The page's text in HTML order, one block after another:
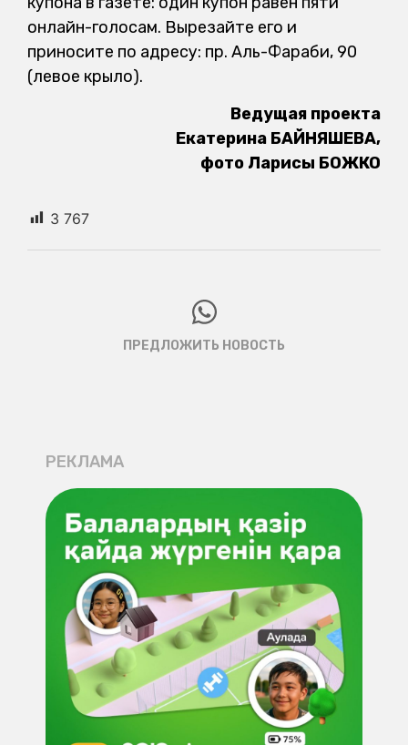
онлайн-голосам. Вырезайте его и
приносите по адресу: пр. Аль-Фараби, 90
(левое крыло).
Ведущая проекта
Екатерина БАЙНЯШЕВА,
фото Ларисы БОЖКО
3 767
ПРЕДЛОЖИТЬ НОВОСТЬ
РЕКЛАМА